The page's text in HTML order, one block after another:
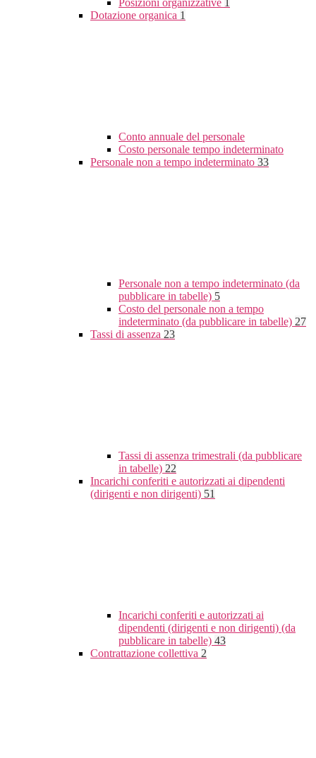
Posizioni organizzative 1
Dotazione organica 1
Conto annuale del personale
Costo personale tempo indeterminato
Personale non a tempo indeterminato 33
Personale non a tempo indeterminato (da
pubblicare in tabelle) 5
Costo del personale non a tempo
indeterminato (da pubblicare in tabelle) 27
Tassi di assenza 23
Tassi di assenza trimestrali (da pubblicare
in tabelle) 22
Incarichi conferiti e autorizzati ai dipendenti
(dirigenti e non dirigenti) 51
Incarichi conferiti e autorizzati ai
dipendenti (dirigenti e non dirigenti) (da
pubblicare in tabelle) 43
Contrattazione collettiva 2